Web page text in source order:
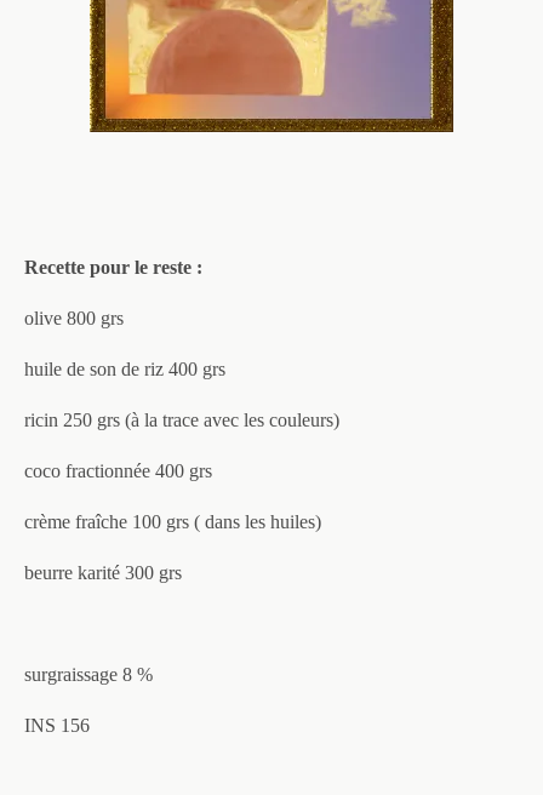
Recette pour le reste :
olive 800 grs
huile de son de riz 400 grs
ricin 250 grs (à la trace avec les couleurs)
coco fractionnée 400 grs
crème fraîche 100 grs ( dans les huiles)
beurre karité 300 grs
surgraissage 8 %
INS 156